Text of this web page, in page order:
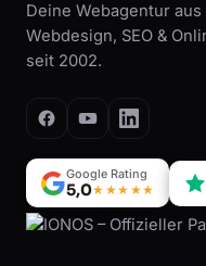
Deine Webagentur
Webdesign, SEO &
seit 2002.
Google Rating
5,0★★★★★